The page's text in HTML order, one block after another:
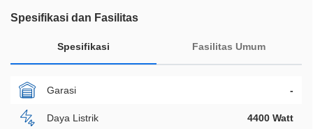
Spesifikasi dan Fasilitas
Spesifikasi Fasilitas Umum
Garasi -
Daya Listrik 4400 Watt